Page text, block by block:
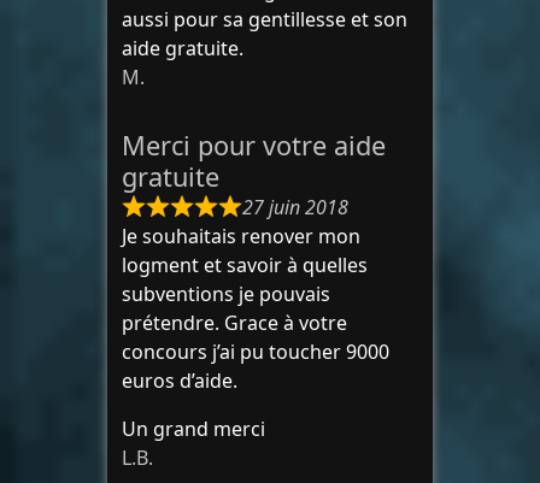
aussi pour sa gentillesse et son
aide gratuite.
M.
Merci pour votre aide
gratuite
27 juin 2018
Je souhaitais renover mon
logment et savoir à quelles
subventions je pouvais
prétendre. Grace à votre
concours j’ai pu toucher 9000
euros d’aide.
Un grand merci
L.B.